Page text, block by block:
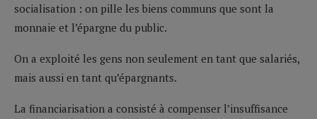
socialisation : on pille les biens communs que sont la
monnaie et l’épargne du public.
On a exploité les gens non seulement en tant que salariés,
mais aussi en tant qu’épargnants.
La financiarisation a consisté à compenser l’insuffisance